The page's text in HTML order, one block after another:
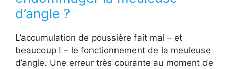
d’angle ?
L’accumulation de poussière fait mal – et
beaucoup ! – le fonctionnement de la meuleuse
d’angle. Une erreur très courante au moment de